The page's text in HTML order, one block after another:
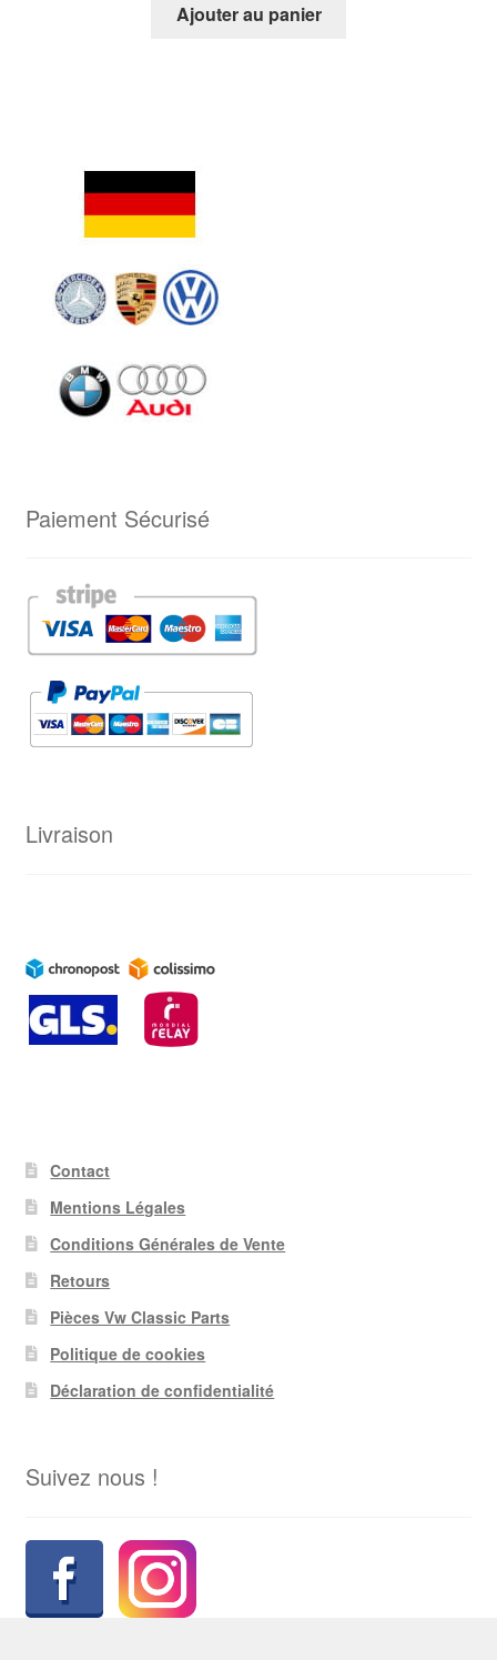
Ajouter au panier
Paiement Sécurisé
Livraison
Contact
Mentions Légales
Conditions Générales de Vente
Retours
Pièces Vw Classic Parts
Politique de cookies
Déclaration de confidentialité
Suivez nous !